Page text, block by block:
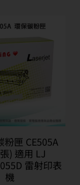
粉匣 CE505A
) 適用 LJ
雷射印表
機